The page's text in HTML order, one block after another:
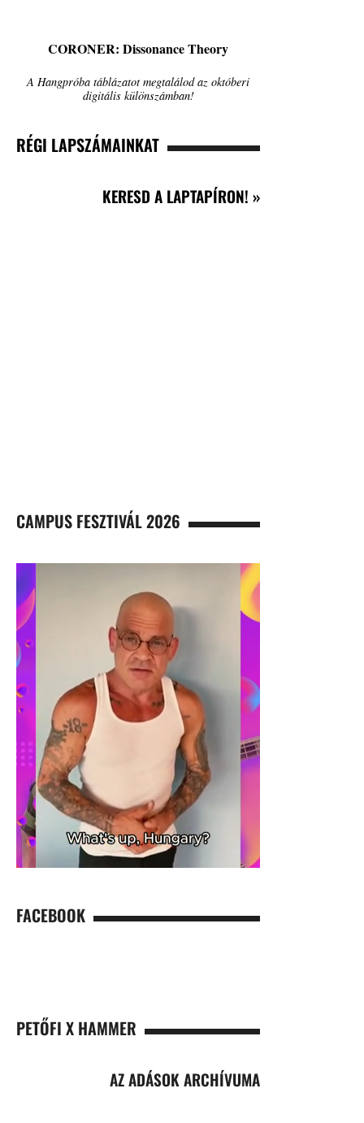
CORONER: Dissonance Theory
A Hangpróba táblázatot megtalálod az októberi
digitális különszámban!
RÉGI LAPSZÁMAINKAT
KERESD A LAPTAPÍRON! »
CAMPUS FESZTIVÁL 2026
FACEBOOK
PETŐFI X HAMMER
AZ ADÁSOK ARCHÍVUMA